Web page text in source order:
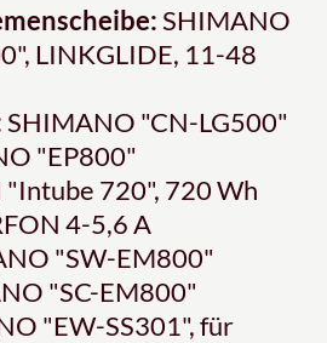
SHIMANO
LINKGLIDE, 11-48
SHIMANO "CN-LG500"
"EP800"
"Intube 720", 720 Wh
4-5,6 A
"SW-EM800"
"SC-EM800"
"EW-SS301", für